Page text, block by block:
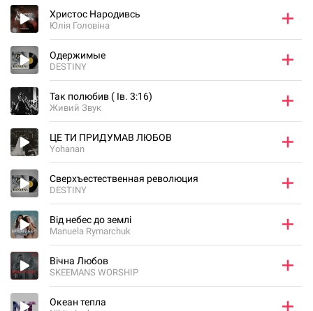
Христос Народивсь
Юлія Головіна
Одержимые
DESTINY
Так полюбив ( Ів. 3:16)
Живий Звук
ЦЕ ТИ ПРИДУМАВ ЛЮБОВ
Yohanan
Сверхъестественная революция
DESTINY
Від небес до землі
Manuela Rymarchuk
Вічна Любов
SKEEMANS WORSHIP
Океан тепла